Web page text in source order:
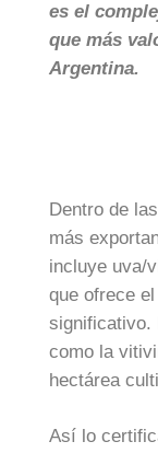
es el
que más
Argentina.
Dentro de
más
incluye uva/
que ofrece
significativo.
como la
hectárea
Así lo